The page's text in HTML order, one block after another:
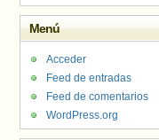
Menú
Acceder
Feed de entradas
Feed de comentarios
WordPress.org